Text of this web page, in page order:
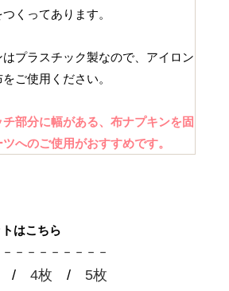
くってあります。
はプラスチック製なので、アイロン
ご使用ください。
部分に幅がある、布ナプキンを固
へのご使用がおすすめです。
はこちら
－－－－－－－－
/4枚 / 5枚